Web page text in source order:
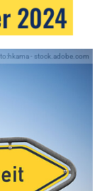
2024
- stock.adobe.com